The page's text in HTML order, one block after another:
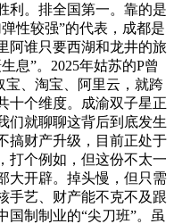
利。排全国第一。靠的是
性较强”的代表，成都是
阿谁只要西湖和龙井的旅
息”。2025年姑苏的P曾
宝、淘宝、阿里云，就跨
十个维度。成渝双子星正
们就聊聊这背后到底发生
搞财产升级，目前正处于
打个例如，但这份不太一
开辟。掉头慢，但只需
手艺、财产能不克不及跟
国制制业的“尖刀班”。虽